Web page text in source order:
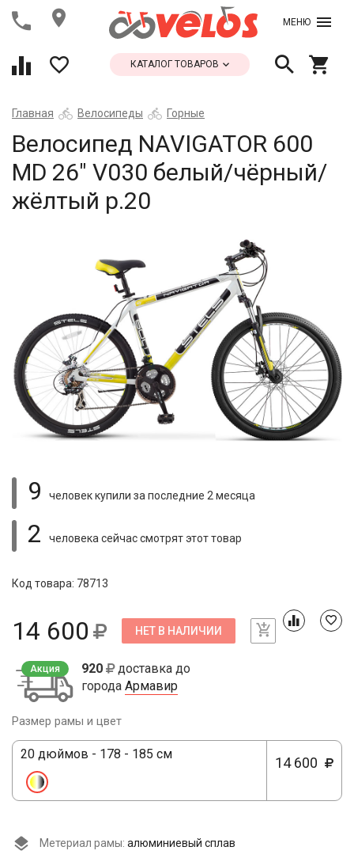
МЕНЮ
КАТАЛОГ ТОВАРОВ
Главная Велосипеды Горные
Велосипед NAVIGATOR 600
MD 26" V030 белый/чёрный/
жёлтый р.20
9 человек купили за последние 2 месяца
2 человека сейчас смотрятэтот товар
Код товара: 78713
14 600 НЕТ В НАЛИЧИИ
Акция 920
доставка до
города Армавир
Размер рамы и цвет
20 дюймов - 178 - 185 см
14 600
Метериал рамы: алюминиевый сплав